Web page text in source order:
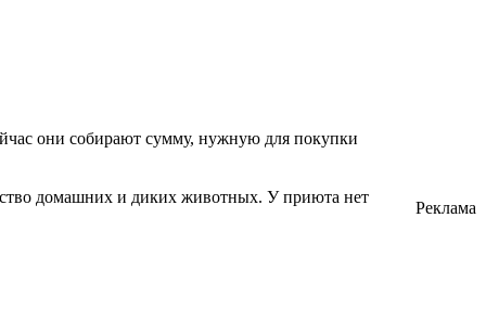
они собирают сумму, нужную для покупки
домашних и диких животных. У приюта нет
Реклама